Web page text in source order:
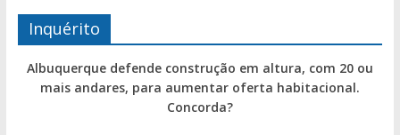
Inquérito
Albuquerque defende construção em altura, com 20 ou
mais andares, para aumentar oferta habitacional.
Concorda?